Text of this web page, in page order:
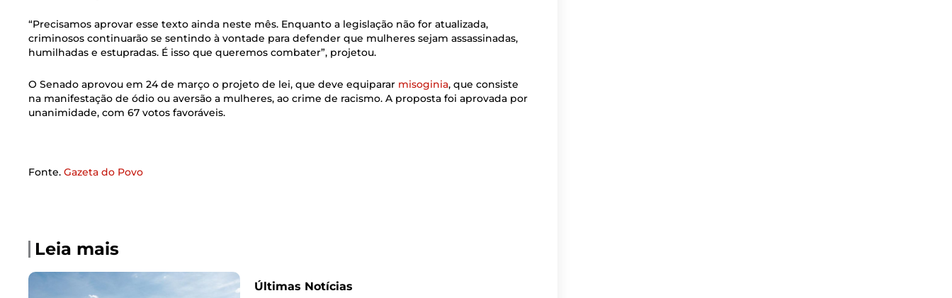
“Precisamos aprovar esse texto ainda neste mês. Enquanto a legislação não for atualizada,
criminosos continuarão se sentindo à vontade para defender que mulheres sejam assassinadas,
humilhadas e estupradas. É isso que queremos combater”, projetou.
O Senado aprovou em 24 de março o projeto de lei, que deve equiparar misoginia, que consiste
na manifestação de ódio ou aversão a mulheres, ao crime de racismo. A proposta foi aprovada por
unanimidade, com 67 votos favoráveis.
Fonte. Gazeta do Povo
Leia mais
Últimas Notícias